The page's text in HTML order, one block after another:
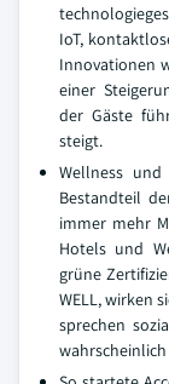
IoT,
Innovationen
einer
der Gäste
steigt.
Wellness
Bestandteil
immer mehr
Hotels und
grüne
WELL, wirken
sprechen